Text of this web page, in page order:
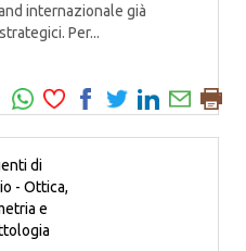
internazionale già
Per...